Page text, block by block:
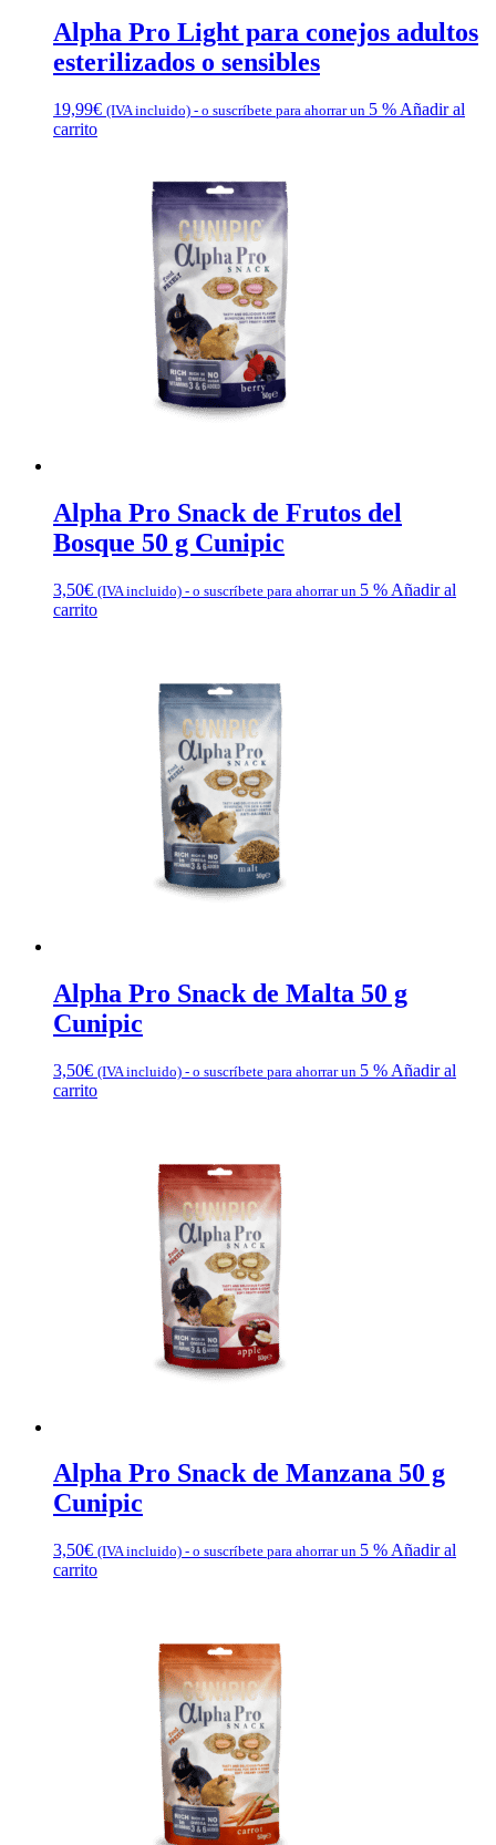
Alpha Pro Light para conejos adultos
esterilizados o sensibles
19,99€ (IVA incluido) - o suscríbete para ahorrar un 5 % Añadir al
carrito
Alpha Pro Snack de Frutos del
Bosque 50 g Cunipic
3,50€ (IVA incluido) - o suscríbete para ahorrar un 5 % Añadir al
carrito
Alpha Pro Snack de Malta 50 g
Cunipic
3,50€ (IVA incluido) - o suscríbete para ahorrar un 5 % Añadir al
carrito
Alpha Pro Snack de Manzana 50 g
Cunipic
3,50€ (IVA incluido) - o suscríbete para ahorrar un 5 % Añadir al
carrito